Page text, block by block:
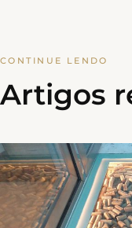
CONTINUE LENDO
Artigos